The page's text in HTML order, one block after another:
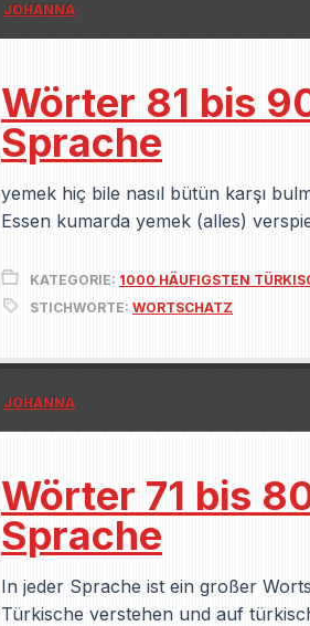
JOHANNA
Wörter 81 bis
Sprache
yemek hiç bile nasıl bütün karşı
Essen kumarda yemek (alles)
KATEGORIE: 1000 HÄUFIGSTEN
STICHWORTE: WORTSCHATZ
JOHANNA
Wörter 71 bis
Sprache
In jeder Sprache ist ein großer
Türkische verstehen und auf